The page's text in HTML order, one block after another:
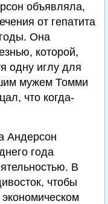
объявляла,
от гепатита
Она
которой,
одну иглу для
мужем Томми
что когда-
Андерсон
года
В
чтобы